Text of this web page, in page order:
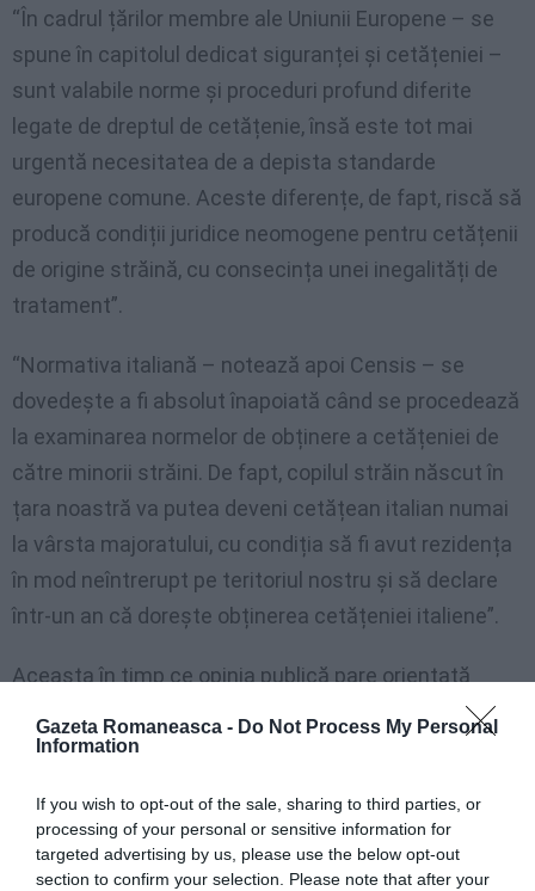
Gazeta Romaneasca - Do Not Process My Personal
Information
If you wish to opt-out of the sale, sharing to third parties, or
processing of your personal or sensitive information for
targeted advertising by us, please use the below opt-out
section to confirm your selection. Please note that after your
“În cadrul țărilor membre ale Uniunii Europene – se
spune în capitolul dedicat siguranței și cetățeniei –
sunt valabile norme și proceduri profund diferite
legate de dreptul de cetățenie, însă este tot mai
urgentă necesitatea de a depista standarde
europene comune. Aceste diferențe, de fapt, riscă să
producă condiții juridice neomogene pentru cetățenii
de origine străină, cu consecința unei inegalități de
tratament”.
“Normativa italiană – notează apoi Censis – se
dovedește a fi absolut înapoiată când se procedează
la examinarea normelor de obținere a cetățeniei de
către minorii străini. De fapt, copilul străin născut în
țara noastră va putea deveni cetățean italian numai
la vârsta majoratului, cu condiția să fi avut rezidența
în mod neîntrerupt pe teritoriul nostru și să declare
într-un an că dorește obținerea cetățeniei italiene”.
Aceasta în timp ce opinia publică pare orientată
recunoașterii principiului ius soli: 72,1% dintre italieni
pentru fiii imigranților născuți în Italia. Cu toate
acestea, subliniază raportul, “imboldul către o